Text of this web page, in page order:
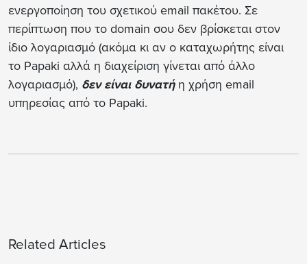
ενεργοποίηση του σχετικού email πακέτου. Σε
περίπτωση που το domain σου δεν βρίσκεται στον
ίδιο λογαριασμό (ακόμα κι αν ο καταχωρήτης είναι
το Papaki αλλά η διαχείριση γίνεται από άλλο
λογαριασμό), δεν είναι δυνατήη χρήση email
υπηρεσίας από το Papaki.
Related Articles